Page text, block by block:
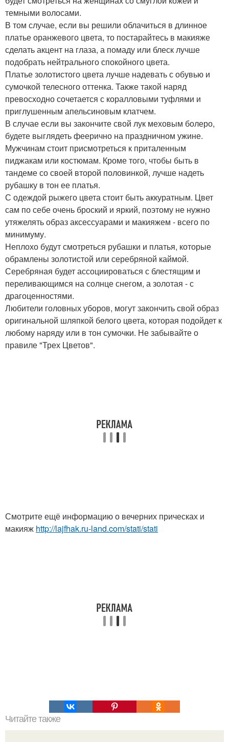
темными волосами.
В том случае, если вы решили облачиться в длинное
платье оранжевого цвета, то постарайтесь в макияже
сделать акцент на глаза, а помаду или блеск лучше
подобрать нейтрального спокойного цвета.
Платье золотистого цвета лучше надевать с обувью и
сумочкой телесного оттенка. Также такой наряд
превосходно сочетается с коралловыми туфлями и
приглушенным апельсиновым клатчем.
В случае если вы закончите свой лук меховым болеро,
будете выглядеть феерично на праздничном ужине.
Мужчинам стоит присмотреться к приталенным
пиджакам или костюмам. Кроме того, чтобы быть в
тандеме со своей второй половинкой, лучше надеть
рубашку в тон ее платья.
С одеждой рыжего цвета стоит быть аккуратным. Цвет
сам по себе очень броский и яркий, поэтому не нужно
утяжелять образ аксессуарами и макияжем - всего по
минимуму.
Неплохо будут смотреться рубашки и платья, которые
обрамлены золотистой или серебряной каймой.
Серебряная будет ассоциироваться с блестящим и
переливающимся на солнце снегом, а золотая - с
драгоценностями.
Любители головных уборов, могут закончить свой образ
оригинальной шляпкой белого цвета, которая подойдет к
любому наряду или в тон сумочки. Не забывайте о
правиле "Трех Цветов".
Смотрите ещё информацию о вечерних прическах и
макияж http://lajfhak.ru-land.com/stati/stati
Читайте также